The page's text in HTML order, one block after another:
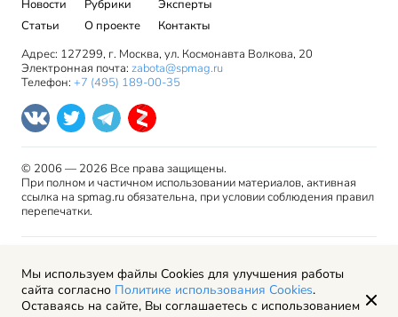
Новости
Статьи
Рубрики
О проекте
Эксперты
Контакты
Адрес: 127299, г. Москва, ул. Космонавта Волкова, 20
Электронная почта: zabota@spmag.ru
Телефон: +7 (495) 189-00-35
© 2006 — 2026 Все права защищены.
При полном и частичном использовании материалов, активная
ссылка на spmag.ru обязательна, при условии соблюдения правил
перепечатки.
права
Пользовательское соглашение
Политика обработки персональных данных
Мы используем файлы Cookies для улучшения работы
сайта согласно Политике использования Cookies.
Оставаясь на сайте, Вы соглашаетесь с использованием